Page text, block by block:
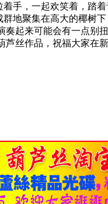
手，一起欢笑着，踏
群地聚集在高大的椰树
奏起来可能会有一点别
丝作品，祝福大家在新